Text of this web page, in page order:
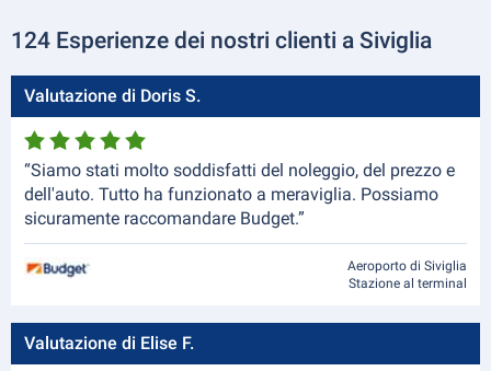
124 Esperienze dei nostri clienti a Siviglia
Valutazione di Doris S.
“Siamo stati molto soddisfatti del noleggio, del prezzo e
dell'auto. Tutto ha funzionato a meraviglia. Possiamo
sicuramente raccomandare Budget.”
Aeroporto di Siviglia
Stazione al terminal
Valutazione di Elise F.